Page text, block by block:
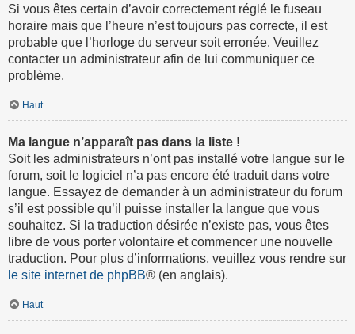
Si vous êtes certain d’avoir correctement réglé le fuseau
horaire mais que l’heure n’est toujours pas correcte, il est
probable que l’horloge du serveur soit erronée. Veuillez
contacter un administrateur afin de lui communiquer ce
problème.
Haut
Ma langue n’apparaît pas dans la liste !
Soit les administrateurs n’ont pas installé votre langue sur le
forum, soit le logiciel n’a pas encore été traduit dans votre
langue. Essayez de demander à un administrateur du forum
s’il est possible qu’il puisse installer la langue que vous
souhaitez. Si la traduction désirée n’existe pas, vous êtes
libre de vous porter volontaire et commencer une nouvelle
traduction. Pour plus d’informations, veuillez vous rendre sur
le site internet de phpBB® (en anglais).
Haut